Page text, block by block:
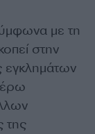
με τη
στην
εγκλημάτων
της